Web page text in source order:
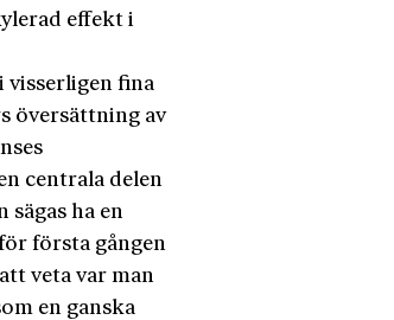
effekt i
visserligen fina
översättning av
centrala delen
ha en
första gången
veta var man
en ganska